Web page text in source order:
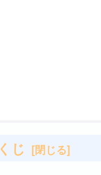
じ